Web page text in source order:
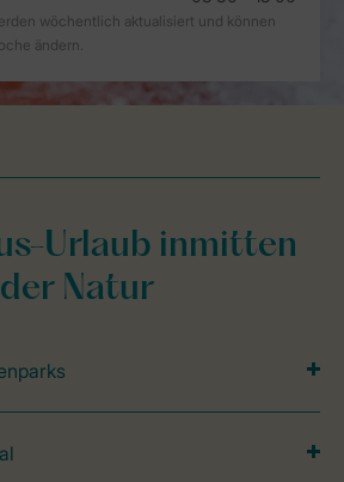
Urlaub inmitten
der Natur